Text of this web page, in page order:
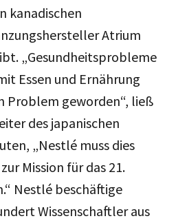
kanadischen
Atrium
„Gesundheitsprobleme
Essen und Ernährung
Problem geworden“, ließ
des japanischen
„Nestlé muss dies
Mission für das 21.
Nestlé beschäftige
Wissenschaftler aus